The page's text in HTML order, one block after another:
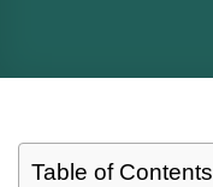
Table of Contents